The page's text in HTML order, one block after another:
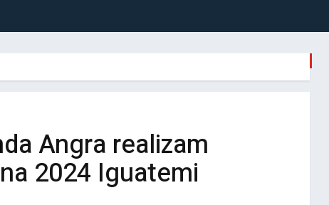
Angra realizam
2024 Iguatemi